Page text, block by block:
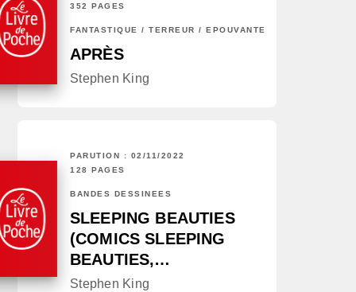
352 PAGES
FANTASTIQUE / TERREUR / EPOUVANTE
APRÈS
Stephen King
PARUTION : 02/11/2022
128 PAGES
BANDES DESSINÉES
SLEEPING BEAUTIES
(COMICS SLEEPING
BEAUTIES,…
Stephen King